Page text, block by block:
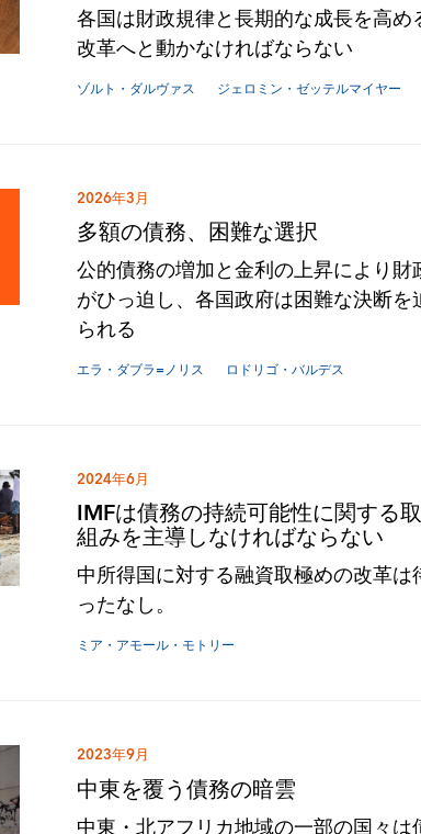
各国は財政規律と長期的な成長を高め
改革へと動かなければならない
ゾルト・ダルヴァス ジェロミン・ゼッテルマイヤー
2026年3月
多額の債務、困難な選択
公的債務の増加と金利の上昇により財
がひっ迫し、各国政府は困難な決断を
られる
エラ・ダブラ=ノリス ロドリゴ・バルデス
2024年6月
IMFは債務の持続可能性に関する
組みを主導しなければならない
中所得国に対する融資取極めの改革は
ったなし。
ミア・アモール・モトリー
2023年9月
中東を覆う債務の暗雲